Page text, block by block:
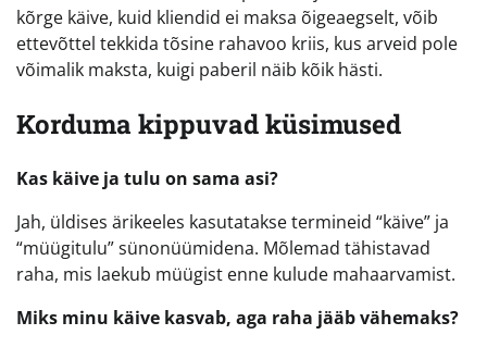
kõrge käive, kuid kliendid ei maksa õigeaegselt, võib
ettevõttel tekkida tõsine rahavoo kriis, kus arveid pole
võimalik maksta, kuigi paberil näib kõik hästi.
Korduma kippuvad küsimused
Kas käive ja tulu on sama asi?
Jah, üldises ärikeeles kasutatakse termineid “käive” ja
“müügitulu” sünonüümidena. Mõlemad tähistavad
raha, mis laekub müügist enne kulude mahaarvamist.
Miks minu käive kasvab, aga raha jääb vähemaks?